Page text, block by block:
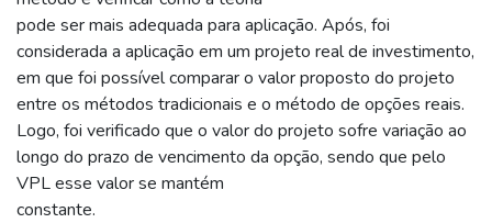
pode ser mais adequada para aplicação. Após, foi
considerada a aplicação em um projeto real de investimento,
em que foi possível comparar o valor proposto do projeto
entre os métodos tradicionais e o método de opções reais.
Logo, foi verificado que o valor do projeto sofre variação ao
longo do prazo de vencimento da opção, sendo que pelo
VPL esse valor se mantém
constante.